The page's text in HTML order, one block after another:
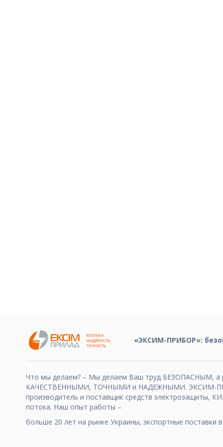
«ЭКСИМ-ПРИБОР»:
Что мы делаем? – Мы делаем Ваш труд БЕЗОПАСНЫМ, а
КАЧЕСТВЕННЫМИ, ТОЧНЫМИ и НАДЕЖНЫМИ. ЭКСИМ-
производитель и поставщик средств электрозащиты,
потока. Наш опыт работы –
больше 20 лет на рынке Украины, экспортные поставки